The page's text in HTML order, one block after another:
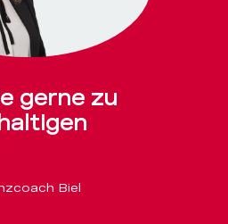
gerne zu
Biel